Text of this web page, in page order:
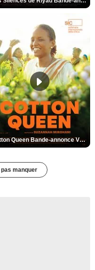
Cotton Queen Bande-annonce VO STFR
manquer